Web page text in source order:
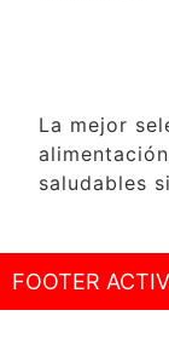
La mejor
saludables
FOOTER